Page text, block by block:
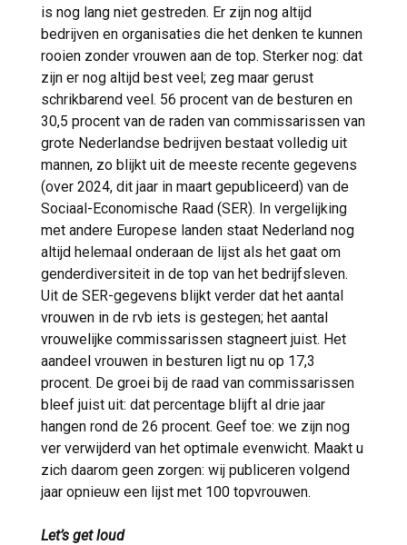
is nog lang niet gestreden. Er zijn nog altijd
bedrijven en organisaties die het denken te kunnen
rooien zonder vrouwen aan de top. Sterker nog: dat
zijn er nog altijd best veel; zeg maar gerust
schrikbarend veel. 56 procent van de besturen en
30,5 procent van de raden van commissarissen van
grote Nederlandse bedrijven bestaat volledig uit
mannen, zo blijkt uit de meeste recente gegevens
(over 2024, dit jaar in maart gepubliceerd) van de
Sociaal-Economische Raad (SER). In vergelijking
met andere Europese landen staat Nederland nog
altijd helemaal onderaan de lijst als het gaat om
genderdiversiteit in de top van het bedrijfsleven.
Uit de SER-gegevens blijkt verder dat het aantal
vrouwen in de rvb iets is gestegen; het aantal
vrouwelijke commissarissen stagneert juist. Het
aandeel vrouwen in besturen ligt nu op 17,3
procent. De groei bij de raad van commissarissen
bleef juist uit: dat percentage blijft al drie jaar
hangen rond de 26 procent. Geef toe: we zijn nog
ver verwijderd van het optimale evenwicht. Maakt u
zich daarom geen zorgen: wij publiceren volgend
jaar opnieuw een lijst met 100 topvrouwen.
Let’s get loud